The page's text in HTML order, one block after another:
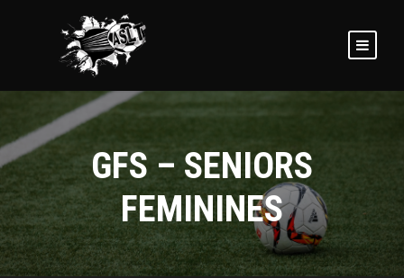
GFS – SENIORS
FEMININES